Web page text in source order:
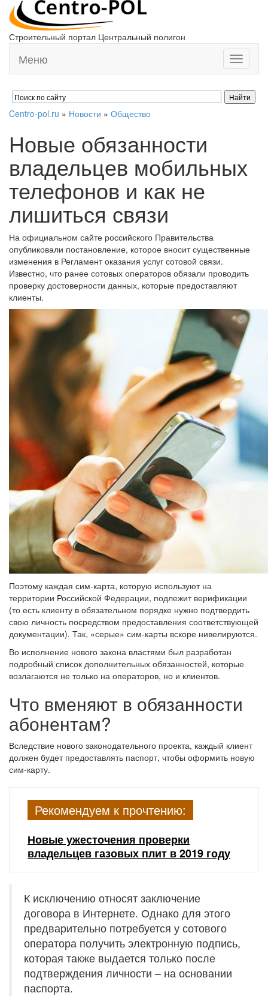
Строительный портал Центральный полигон
Toggle
Меню
Centro-pol.ru » Новости » Общество
Новые обязанности
владельцев мобильных
телефонов и как не
лишиться связи
На официальном сайте российского Правительства
опубликовали постановление, которое вносит существенные
изменения в Регламент оказания услуг сотовой связи.
Известно, что ранее сотовых операторов обязали проводить
проверку достоверности данных, которые предоставляют
клиенты.
Поэтому каждая сим-карта, которую используют на
территории Российской Федерации, подлежит верификации
(то есть клиенту в обязательном порядке нужно подтвердить
свою личность посредством предоставления соответствующей
документации). Так, «серые» сим-карты вскоре нивелируются.
Во исполнение нового закона властями был разработан
подробный список дополнительных обязанностей, которые
возлагаются не только на операторов, но и клиентов.
Что вменяют в обязанности
абонентам?
Вследствие нового законодательного проекта, каждый клиент
должен будет предоставлять паспорт, чтобы оформить новую
сим-карту.
Рекомендуем к прочтению:
Новые ужесточения проверки
владельцев газовых плит в 2019 году
К исключению относят заключение
договора в Интернете. Однако для этого
предварительно потребуется у сотового
оператора получить электронную подпись,
которая также выдается только после
подтверждения личности – на основании
паспорта.